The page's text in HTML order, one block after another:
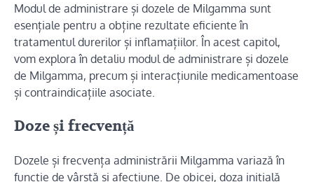
Modul de administrare și dozele de Milgamma sunt
esențiale pentru a obține rezultate eficiente în
tratamentul durerilor și inflamațiilor. În acest capitol,
vom explora în detaliu modul de administrare și dozele
de Milgamma, precum și interacțiunile medicamentoase
și contraindicațiile asociate.
Doze și frecvență
Dozele și frecvența administrării Milgamma variază în
funcție de vârstă și afecțiune. De obicei, doza inițială